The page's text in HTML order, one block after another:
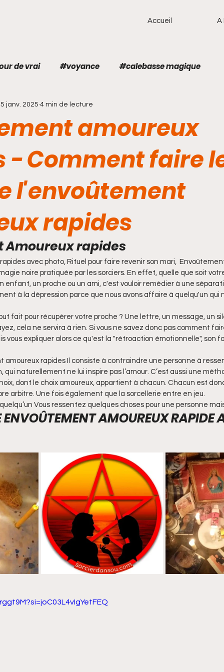
Accueil A
de vrai #voyance #calebasse magique
Anneaux magiques
Avis sur le retour d'affection avis sur le retour
Bague magique de chance bague magique d'argent
bague magique de protection Bague
Cadenas magique bracelet magique pour
amoureux
- Comment faire
l'envoûtement
rapides
janv. 2025 4 min de lecture
Amoureux rapides
avec photo, Rituel pour faire revenir son mari,
noire pratiquée par les sorciers. En effet, quelle que soit
enfant, un proche ou un ami, c'est vouloir remédier à une
à la dépression parce que nous avons affaire à quelqu'un qui
fait pour récupérer votre proche ? Une lettre, un message, un
cela ne servira à rien. Si vous ne savez donc pas comment
vous expliquer alors ce qu'est la "rétroaction émotionnelle", son
amoureux rapides Il consiste à contraindre une personne à
qui naturellement ne lui inspire pas l’amour. C’est aussi une
dont le choix amoureux, appartient à chacun. Chacun est
arbitre. Une fois également que la sorcellerie entre en jeu.
Vous ressentez quelques choses pour une personne
ENVOÛTEMENT AMOUREUX RAPIDE